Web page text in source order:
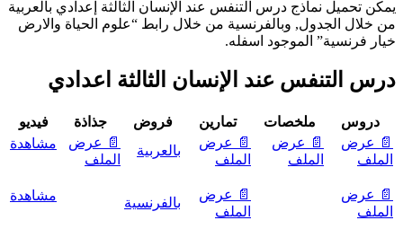
يمكن تحميل نماذج درس التنفس عند الإنسان الثالثة إعدادي بالعربية
من خلال الجدول, وبالفرنسية من خلال رابط “علوم الحياة والارض
خيار فرنسية” الموجود اسفله.
درس التنفس عند الإنسان الثالثة اعدادي
دروس ملخصات تمارين فروض جذاذة
فيديو
📄 عرض
الملف
📄 عرض
الملف
📄 عرض
الملف
بالعربية
📄 عرض
الملف
مشاهدة
📄 عرض
الملف
📄 عرض
الملف
بالفرنسية مشاهدة